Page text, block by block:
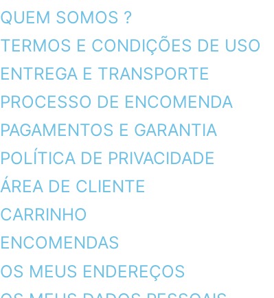
QUEM SOMOS ?
TERMOS E CONDIÇÕES DE USO
ENTREGA E TRANSPORTE
PROCESSO DE ENCOMENDA
PAGAMENTOS E GARANTIA
POLÍTICA DE PRIVACIDADE
ÁREA DE CLIENTE
CARRINHO
ENCOMENDAS
OS MEUS ENDEREÇOS